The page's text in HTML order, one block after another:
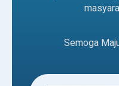
Semoga